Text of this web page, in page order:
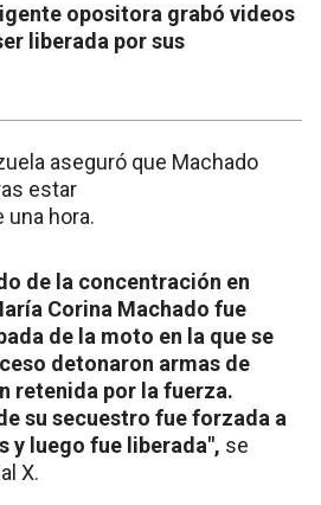
opositora grabó videos
liberada por sus
aseguró que Machado
estar
hora.
de la concentración en
Corina Machado fue
de la moto en la que se
detonaron armas de
retenida por la fuerza.
su secuestro fue forzada a
y luego fue liberada", se
X.